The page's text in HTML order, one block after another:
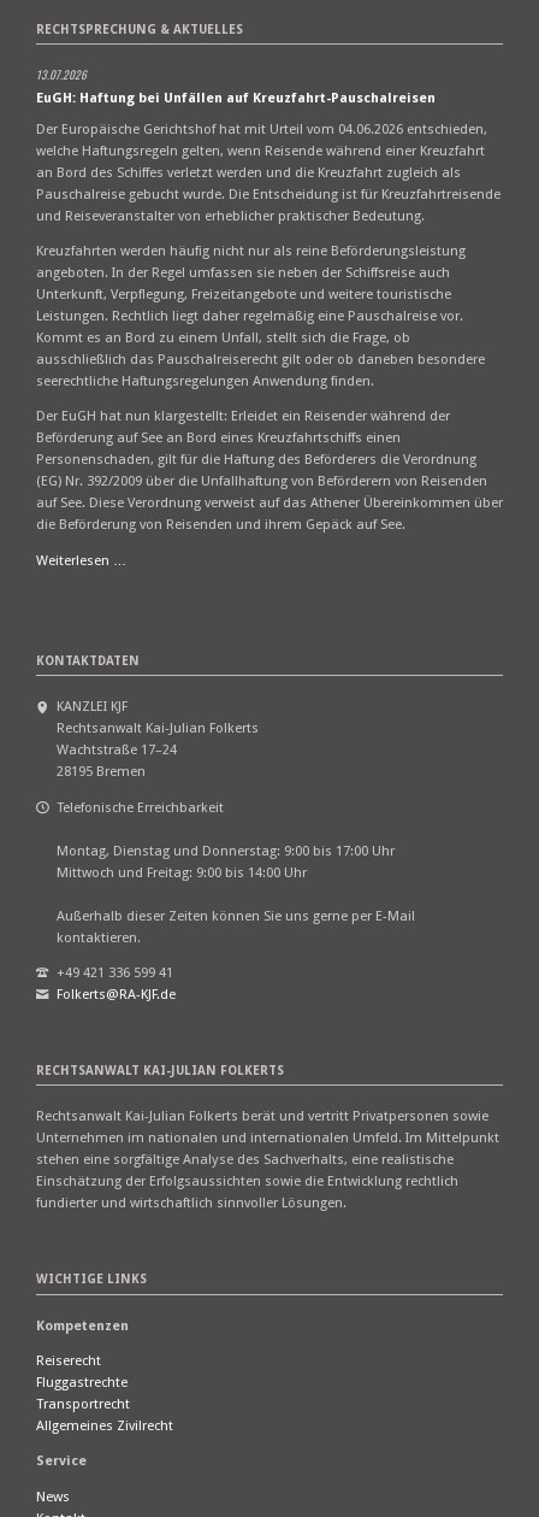
RECHTSPRECHUNG & AKTUELLES
13.07.2026
EuGH: Haftung bei Unfällen auf Kreuzfahrt-Pauschalreisen
Der Europäische Gerichtshof hat mit Urteil vom 04.06.2026 entschieden,
welche Haftungsregeln gelten, wenn Reisende während einer Kreuzfahrt
an Bord des Schiffes verletzt werden und die Kreuzfahrt zugleich als
Pauschalreise gebucht wurde. Die Entscheidung ist für Kreuzfahrtreisende
und Reiseveranstalter von erheblicher praktischer Bedeutung.
Kreuzfahrten werden häufig nicht nur als reine Beförderungsleistung
angeboten. In der Regel umfassen sie neben der Schiffsreise auch
Unterkunft, Verpflegung, Freizeitangebote und weitere touristische
Leistungen. Rechtlich liegt daher regelmäßig eine Pauschalreise vor.
Kommt es an Bord zu einem Unfall, stellt sich die Frage, ob
ausschließlich das Pauschalreiserecht gilt oder ob daneben besondere
seerechtliche Haftungsregelungen Anwendung finden.
Der EuGH hat nun klargestellt: Erleidet ein Reisender während der
Beförderung auf See an Bord eines Kreuzfahrtschiffs einen
Personenschaden, gilt für die Haftung des Beförderers die Verordnung
(EG) Nr. 392/2009 über die Unfallhaftung von Beförderern von Reisenden
auf See. Diese Verordnung verweist auf das Athener Übereinkommen über
die Beförderung von Reisenden und ihrem Gepäck auf See.
Weiterlesen …
Kreuzfahrt-
KONTAKTDATEN
KANZLEI KJF
Rechtsanwalt Kai-Julian Folkerts
Wachtstraße 17–24
28195 Bremen
Telefonische Erreichbarkeit
Montag, Dienstag und Donnerstag: 9:00 bis 17:00 Uhr
Mittwoch und Freitag: 9:00 bis 14:00 Uhr
Außerhalb dieser Zeiten können Sie uns gerne per E-Mail
kontaktieren.
+49 421 336 599 41
Folkerts@RA-KJF.de
RECHTSANWALT KAI-JULIAN FOLKERTS
Rechtsanwalt Kai-Julian Folkerts berät und vertritt Privatpersonen sowie
Unternehmen im nationalen und internationalen Umfeld. Im Mittelpunkt
stehen eine sorgfältige Analyse des Sachverhalts, eine realistische
Einschätzung der Erfolgsaussichten sowie die Entwicklung rechtlich
fundierter und wirtschaftlich sinnvoller Lösungen.
WICHTIGE LINKS
Kompetenzen
Reiserecht
Fluggastrechte
Transportrecht
Allgemeines Zivilrecht
Service
News